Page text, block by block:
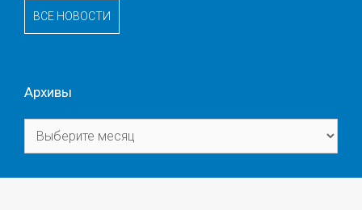
ВСЕ НОВОСТИ
Архивы